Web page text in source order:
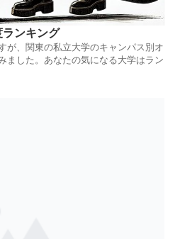
ランキング
が、関東の私立大学のキャンパス別オ
ました。あなたの気になる大学はラン